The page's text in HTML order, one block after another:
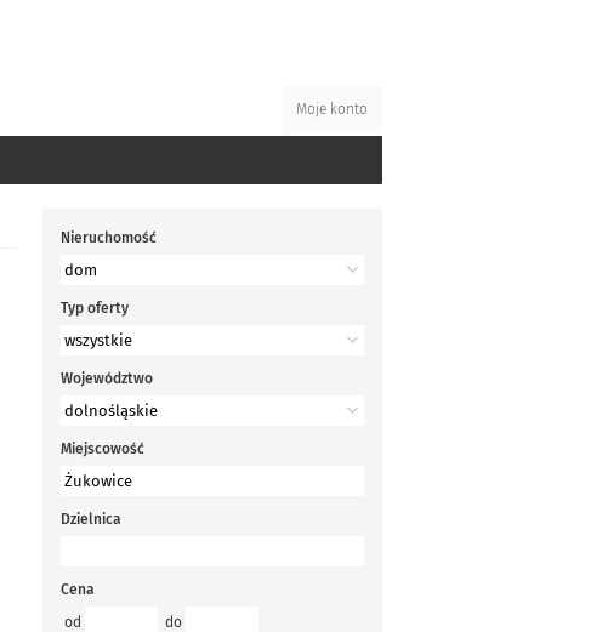
Moje konto
Nieruchomość
Typ oferty
Województwo
Miejscowość
Dzielnica
Cena
od
do